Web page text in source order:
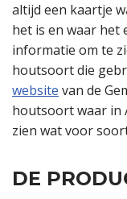
altijd een kaartje
het is en waar het
informatie om te
houtsoort die
website van de
houtsoort waar in
zien wat voor
DE